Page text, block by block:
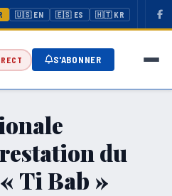
🇺🇸 EN 🇪🇸 ES 🇭🇹 KR
S'ABONNER
du
Ti Bab »